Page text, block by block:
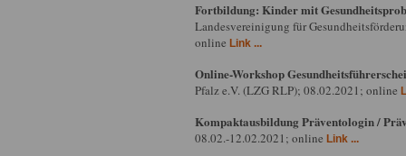
Fortbildung: Kinder mit
Landesvereinigung für
online Link ...
Online-Workshop
Pfalz e.V. (LZG RLP); 08.02.2021; online
Kompaktausbildung Präventologin /
08.02.-12.02.2021; online Link ...